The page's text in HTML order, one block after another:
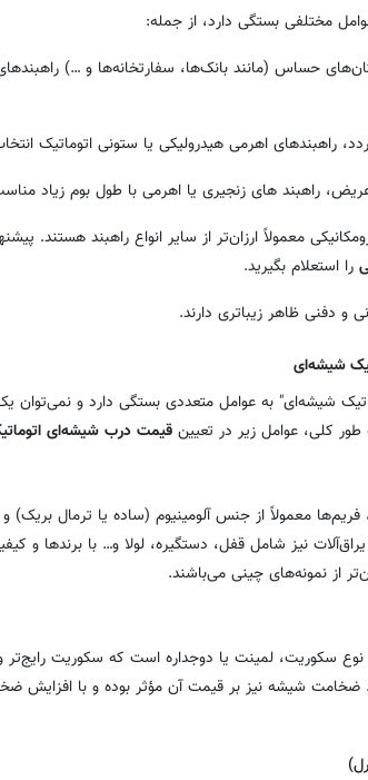
مختلفی بستگی دارد، از جمله:
حساس (مانند بانک‌ها، سفارتخانه‌ها و …)
راهبندهای اهرمی هیدرولیکی یا ستونی اتوماتیک
راهبند های زنجیری یا اهرمی با طول بوم زیاد
معمولاً ارزان‌تر از سایر انواع راهبند هستند.
را استعلام بگیرید.
و دفنی ظاهر زیباتری دارند.
شیشه‌ای
شیشه‌ای" به عوامل متعددی بستگی دارد و نمی‌توان
کلی، عوامل زیر در تعیین قیمت درب شیشه‌ای
معمولاً از جنس آلومینیوم (ساده یا ترمال
نیز شامل قفل، دستگیره، لولا و… با برندها و
از نمونه‌های چینی می‌باشند.
سکوریت، لمینت یا دوجداره است که سکوریت رایج‌تر و
ضخامت شیشه نیز بر قیمت آن مؤثر بوده و با افزایش
۱۴ مرداد ۱۴۰۵ روزنامه‌های اقتصادی